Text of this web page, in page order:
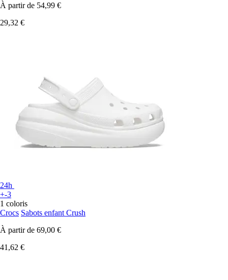
À partir de 54,99 €
29,32 €
24h
+-3
1 coloris
Crocs Sabots enfant Crush
À partir de 69,00 €
41,62 €